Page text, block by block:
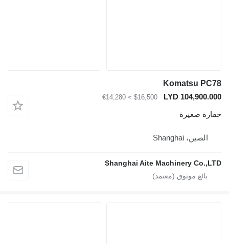
Komatsu
LYD
$16,500
≈ €14,280
صغيرة
الصين، Shanghai
Shanghai Aite Machinery